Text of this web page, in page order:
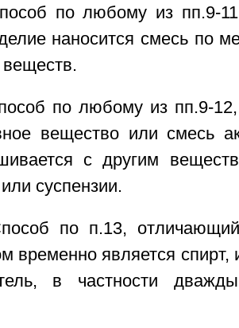
по любому из пп.9-
наносится смесь по
по любому из пп.9-
вещество или смесь
с другим
суспензии.
по п.13,
временно является спирт,
в частности